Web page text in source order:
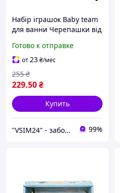
Набір іграшок Baby team
для ванни Черепашки від
Готово к отправке
от23₴/мес
229.50₴
255 ₴
Купить
"VSIM24" - забота о близких в каждом доме! 99%